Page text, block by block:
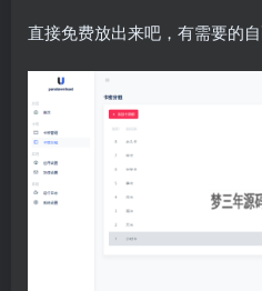
直接免费放出来吧，有需要的